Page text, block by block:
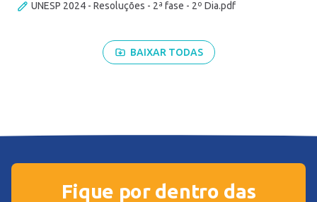
UNESP 2024 - Resoluções - 2ª fase - 2º Dia.pdf
BAIXAR TODAS
Fique por dentro das